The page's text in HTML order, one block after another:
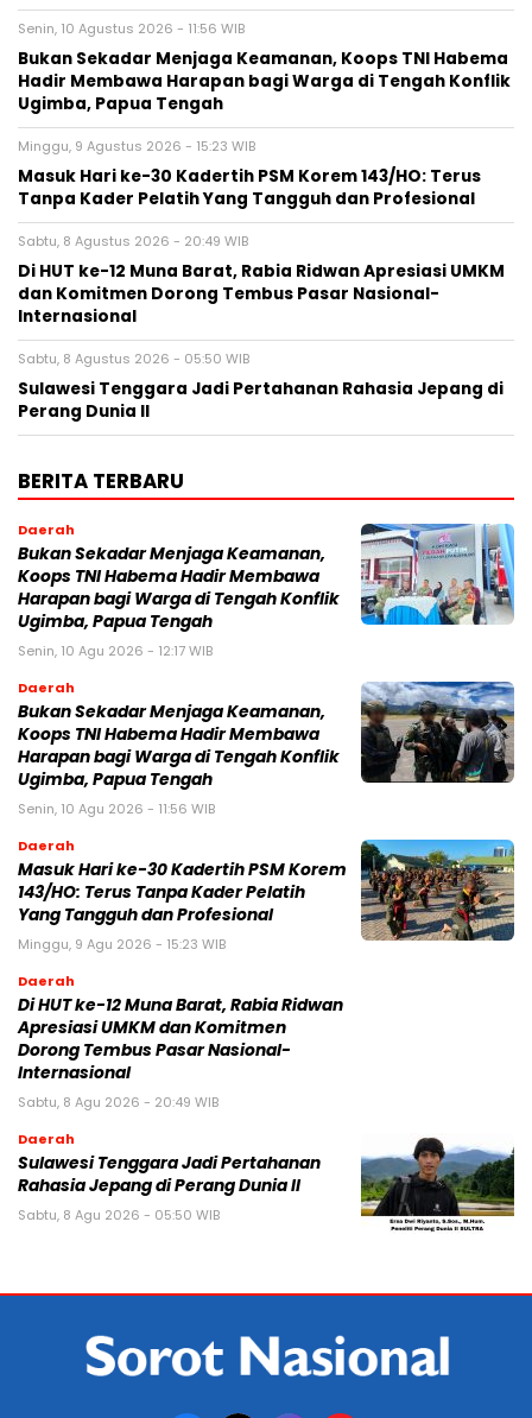
Senin, 10 Agustus 2026 - 11:56 WIB
Bukan Sekadar Menjaga Keamanan, Koops TNI Habema
Hadir Membawa Harapan bagi Warga di Tengah Konflik
Ugimba, Papua Tengah
Minggu, 9 Agustus 2026 - 15:23 WIB
Masuk Hari ke-30 Kadertih PSM Korem 143/HO: Terus
Tanpa Kader Pelatih Yang Tangguh dan Profesional
Sabtu, 8 Agustus 2026 - 20:49 WIB
Di HUT ke-12 Muna Barat, Rabia Ridwan Apresiasi UMKM
dan Komitmen Dorong Tembus Pasar Nasional-
Internasional
Sabtu, 8 Agustus 2026 - 05:50 WIB
Sulawesi Tenggara Jadi Pertahanan Rahasia Jepang di
Perang Dunia II
BERITA TERBARU
Daerah
Bukan Sekadar Menjaga Keamanan,
Koops TNI Habema Hadir Membawa
Harapan bagi Warga di Tengah Konflik
Ugimba, Papua Tengah
Senin, 10 Agu 2026 - 12:17 WIB
Daerah
Bukan Sekadar Menjaga Keamanan,
Koops TNI Habema Hadir Membawa
Harapan bagi Warga di Tengah Konflik
Ugimba, Papua Tengah
Senin, 10 Agu 2026 - 11:56 WIB
Daerah
Masuk Hari ke-30 Kadertih PSM Korem
143/HO: Terus Tanpa Kader Pelatih
Yang Tangguh dan Profesional
Minggu, 9 Agu 2026 - 15:23 WIB
Daerah
Di HUT ke-12 Muna Barat, Rabia Ridwan
Apresiasi UMKM dan Komitmen
Dorong Tembus Pasar Nasional-
Internasional
Sabtu, 8 Agu 2026 - 20:49 WIB
Daerah
Sulawesi Tenggara Jadi Pertahanan
Rahasia Jepang di Perang Dunia II
Sabtu, 8 Agu 2026 - 05:50 WIB